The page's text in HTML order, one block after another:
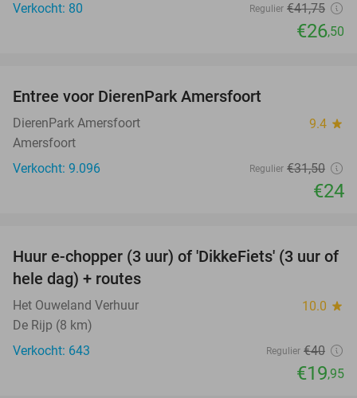
Verkocht: 80
Regulier €41,75
€26,50
Entree voor DierenPark Amersfoort
DierenPark Amersfoort 9.4 star
Amersfoort
Verkocht: 9.096
Regulier €31,50
€24
50%
Huur e-chopper (3 uur) of 'DikkeFiets' (3 uur of
hele dag) + routes
Het Ouweland Verhuur 10.0 star
De Rijp (8 km)
Verkocht: 643
Regulier €40
€19,95